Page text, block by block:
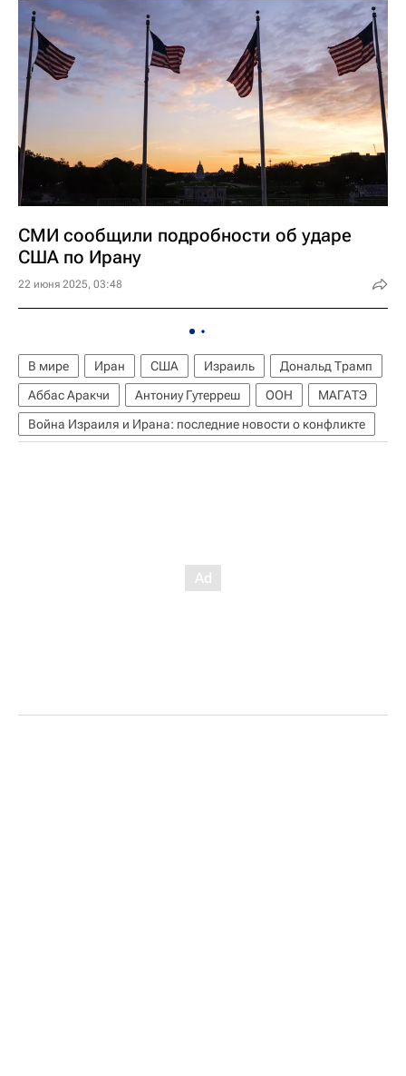
СМИ сообщили подробности об ударе
США по Ирану
22 июня 2025, 03:48
В мире Иран США Израиль
Дональд Трамп
Аббас Аракчи
Антониу Гутерреш ООН
МАГАТЭ
Война Израиля и Ирана: последние новости о конфликте